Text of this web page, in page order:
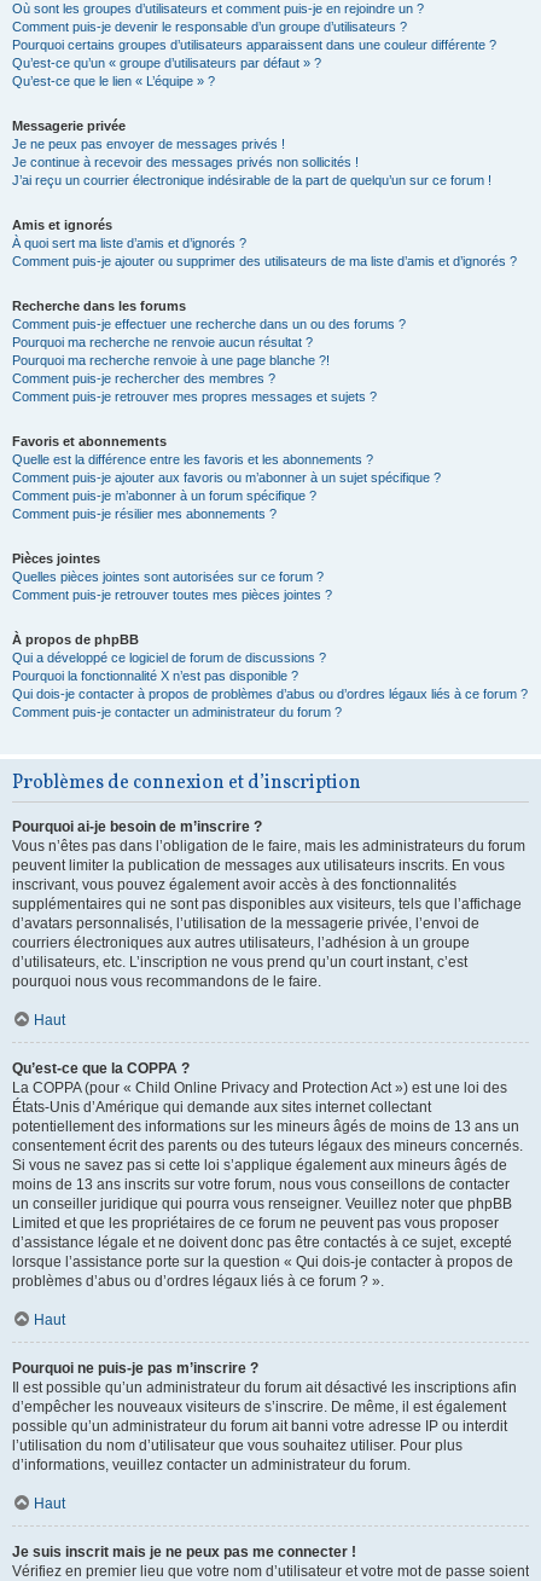
Où sont les groupes d’utilisateurs et comment puis-je en rejoindre un ?
Comment puis-je devenir le responsable d’un groupe d’utilisateurs ?
Pourquoi certains groupes d’utilisateurs apparaissent dans une couleur différente ?
Qu’est-ce qu’un « groupe d’utilisateurs par défaut » ?
Qu’est-ce que le lien « L’équipe » ?
Messagerie privée
Je ne peux pas envoyer de messages privés !
Je continue à recevoir des messages privés non sollicités !
J’ai reçu un courrier électronique indésirable de la part de quelqu’un sur ce forum !
Amis et ignorés
À quoi sert ma liste d’amis et d’ignorés ?
Comment puis-je ajouter ou supprimer des utilisateurs de ma liste d’amis et d’ignorés ?
Recherche dans les forums
Comment puis-je effectuer une recherche dans un ou des forums ?
Pourquoi ma recherche ne renvoie aucun résultat ?
Pourquoi ma recherche renvoie à une page blanche ?!
Comment puis-je rechercher des membres ?
Comment puis-je retrouver mes propres messages et sujets ?
Favoris et abonnements
Quelle est la différence entre les favoris et les abonnements ?
Comment puis-je ajouter aux favoris ou m’abonner à un sujet spécifique ?
Comment puis-je m’abonner à un forum spécifique ?
Comment puis-je résilier mes abonnements ?
Pièces jointes
Quelles pièces jointes sont autorisées sur ce forum ?
Comment puis-je retrouver toutes mes pièces jointes ?
À propos de phpBB
Qui a développé ce logiciel de forum de discussions ?
Pourquoi la fonctionnalité X n’est pas disponible ?
Qui dois-je contacter à propos de problèmes d’abus ou d’ordres légaux liés à ce forum ?
Comment puis-je contacter un administrateur du forum ?
Problèmes de connexion et d’inscription
Pourquoi ai-je besoin de m’inscrire ?
Vous n’êtes pas dans l’obligation de le faire, mais les administrateurs du forum
peuvent limiter la publication de messages aux utilisateurs inscrits. En vous
inscrivant, vous pouvez également avoir accès à des fonctionnalités
supplémentaires qui ne sont pas disponibles aux visiteurs, tels que l’affichage
d’avatars personnalisés, l’utilisation de la messagerie privée, l’envoi de
courriers électroniques aux autres utilisateurs, l’adhésion à un groupe
d’utilisateurs, etc. L’inscription ne vous prend qu’un court instant, c’est
pourquoi nous vous recommandons de le faire.
Haut
Qu’est-ce que la COPPA ?
La COPPA (pour « Child Online Privacy and Protection Act ») est une loi des
États-Unis d’Amérique qui demande aux sites internet collectant
potentiellement des informations sur les mineurs âgés de moins de 13 ans un
consentement écrit des parents ou des tuteurs légaux des mineurs concernés.
Si vous ne savez pas si cette loi s’applique également aux mineurs âgés de
moins de 13 ans inscrits sur votre forum, nous vous conseillons de contacter
un conseiller juridique qui pourra vous renseigner. Veuillez noter que phpBB
Limited et que les propriétaires de ce forum ne peuvent pas vous proposer
d’assistance légale et ne doivent donc pas être contactés à ce sujet, excepté
lorsque l’assistance porte sur la question « Qui dois-je contacter à propos de
problèmes d’abus ou d’ordres légaux liés à ce forum ? ».
Haut
Pourquoi ne puis-je pas m’inscrire ?
Il est possible qu’un administrateur du forum ait désactivé les inscriptions afin
d’empêcher les nouveaux visiteurs de s’inscrire. De même, il est également
possible qu’un administrateur du forum ait banni votre adresse IP ou interdit
l’utilisation du nom d’utilisateur que vous souhaitez utiliser. Pour plus
d’informations, veuillez contacter un administrateur du forum.
Haut
Je suis inscrit mais je ne peux pas me connecter !
Vérifiez en premier lieu que votre nom d’utilisateur et votre mot de passe soient